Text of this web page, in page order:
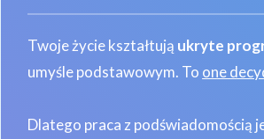
Twoje życie kształtują ukryte
umyśle podstawowym. To one
Dlatego praca z podświadomością